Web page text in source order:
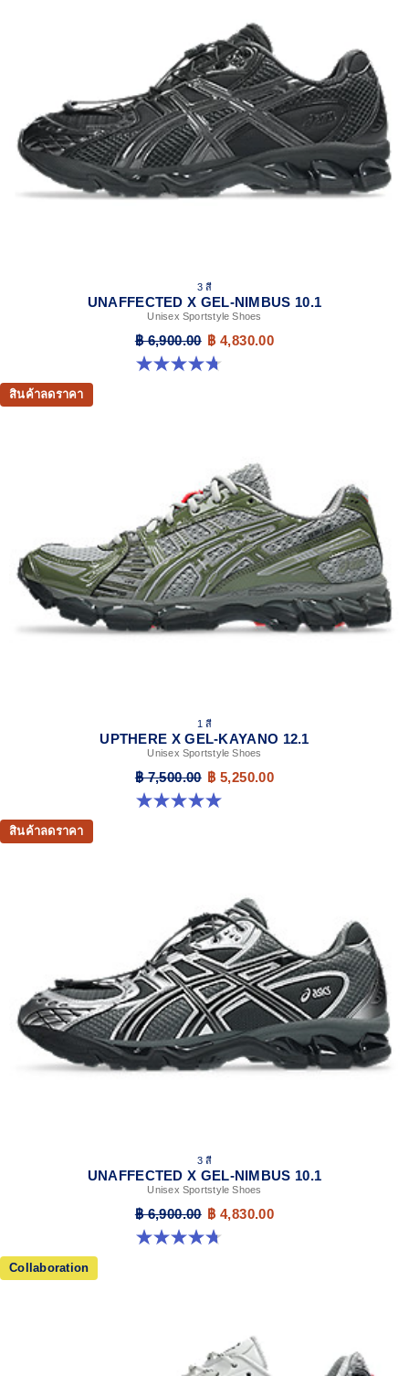
3 สี
UNAFFECTED X GEL-NIMBUS 10.1
Unisex Sportstyle Shoes
฿ 6,900.00 ฿ 4,830.00
4.7 จาก 5 ดาว 15 รีวิว
สินค้าลดราคา
1 สี
UPTHERE X GEL-KAYANO 12.1
Unisex Sportstyle Shoes
฿ 7,500.00 ฿ 5,250.00
5.0 จาก 5 ดาว 1 รีวิว
สินค้าลดราคา
3 สี
UNAFFECTED X GEL-NIMBUS 10.1
Unisex Sportstyle Shoes
฿ 6,900.00 ฿ 4,830.00
4.7 จาก 5 ดาว 15 รีวิว
Collaboration